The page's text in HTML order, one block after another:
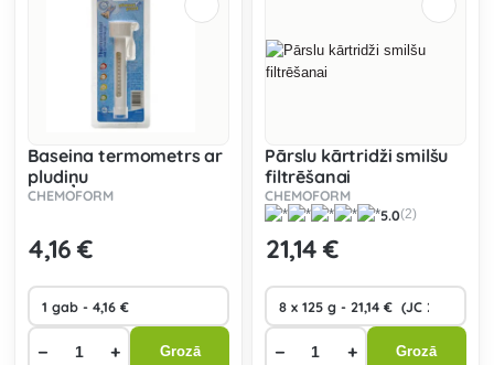
Baseina termometrs ar
pludiņu
CHEMOFORM
4,16 €
− + Grozā
Pārslu kārtridži smilšu
filtrēšanai
CHEMOFORM
5.0(2)
21,14 €
− + Grozā